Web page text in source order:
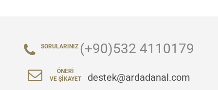
SORULARINIZ (+90)532 4110179
ÖNERI
VE ŞIKAYET
destek@ardadanal.com